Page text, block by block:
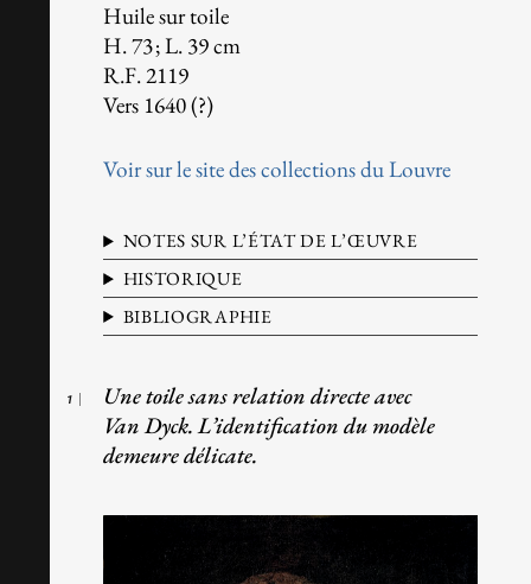
Huile sur toile
H. 73 ; L. 39 cm
R.F. 2119
Vers 1640 (?)
Voir sur le site des collections du Louvre
NOTES SUR L’ÉTAT DE L’ŒUVRE
HISTORIQUE
BIBLIOGRAPHIE
1
Une toile sans relation directe avec
Van Dyck. L’identification du modèle
demeure délicate.